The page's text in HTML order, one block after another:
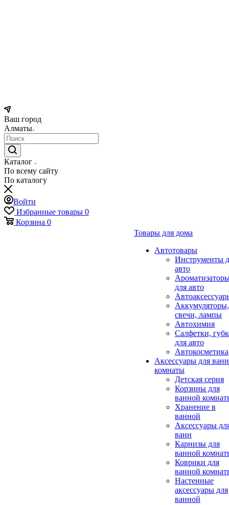
Ваш город
Алматы
Каталог
По всему сайту
По каталогу
Войти
Избранные товары 0
Корзина 0
Товары для дома
Автотовары
Инструменты
авто
для авто
Аккумуляторы,
свечи, лампы
Автохимия
Салфетки,
для авто
Автокосметика
Аксессуары для
комнаты
Детская серия
Корзины для
ванной
Хранение в
ванной
Аксессуары
ванн
Карнизы для
ванной
Коврики для
ванной
Настенные
аксессуары для
ванной